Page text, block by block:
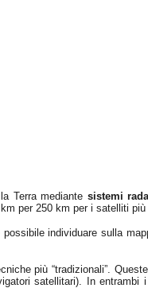
Terra mediante sistemi
per 250 km per i satelliti
individuare sulla
più “tradizionali”.
satellitari). In